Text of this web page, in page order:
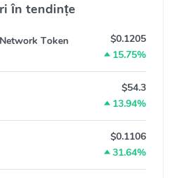
în tendințe
Token
$0.1205
15.75%
$54.3
13.94%
$0.1106
31.64%